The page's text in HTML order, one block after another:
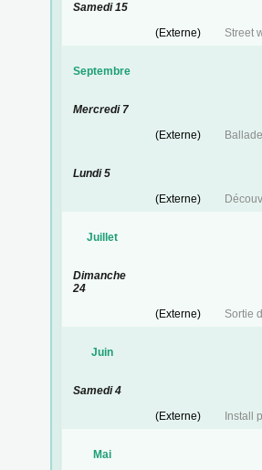
Samedi 15
(Externe)
Street
Septembre
Mercredi 7
(Externe)
Ballade
Lundi 5
(Externe)
Juillet
Dimanche
24
(Externe)
Sortie
Juin
Samedi 4
(Externe)
Install
Mai